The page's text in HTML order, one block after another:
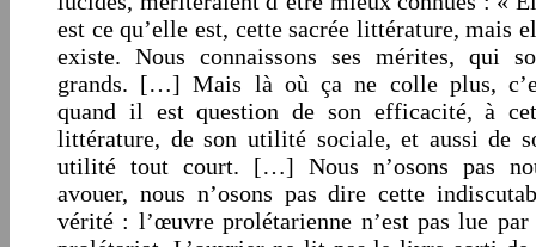
est ce qu’elle est, cette sacrée littérature, mais
existe. Nous connaissons ses mérites, qui
grands. […] Mais là où ça ne colle plus,
quand il est question de son efficacité, à
littérature, de son utilité sociale, et aussi de
utilité tout court. […] Nous n’osons pas
avouer, nous n’osons pas dire cette
vérité : l’œuvre prolétarienne n’est pas lue par